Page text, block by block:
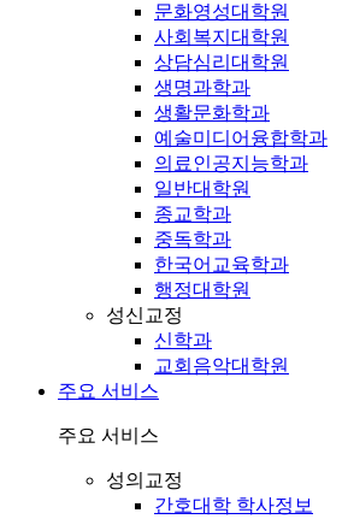
문화영성대학원
사회복지대학원
상담심리대학원
생명과학과
생활문화학과
예술미디어융합학과
의료인공지능학과
일반대학원
종교학과
중독학과
한국어교육학과
행정대학원
성신교정
신학과
교회음악대학원
주요 서비스
주요 서비스
성의교정
간호대학 학사정보